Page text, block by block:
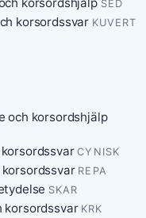
SED
korsordssvar KUVERT
och korsordshjälp
CYNISK
REPA
SKAR
korsordssvar KRK